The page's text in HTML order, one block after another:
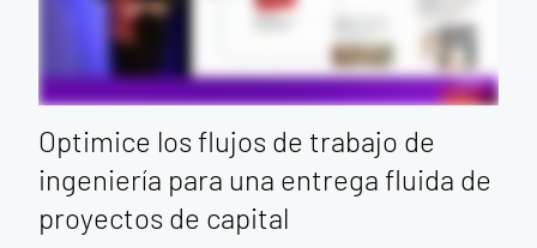
Optimice los flujos de trabajo de
ingeniería para una entrega fluida de
proyectos de capital